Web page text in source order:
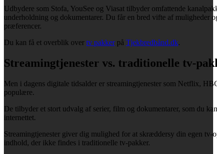
Udbydere som Stofa, YouSee og Viasat tilbyder omfattende
underholdning og dokumentarer. Du får en bred vifte af muligheder
præferencer.
Du kan få et overblik over tv pakkerpå Tjekbredbånd.dk.
Streamingtjenester vs. traditionelle tv-
Men i dagens digitale tidsalder er streamingtjenester som Netflix,
populære.
De tilbyder et stort udvalg af serier, film og dokumentarer, som du
internettet.
Streamingtjenester giver dig mulighed for at skræddersy din egen tv-
indhold, der ikke findes i traditionelle tv-pakker.